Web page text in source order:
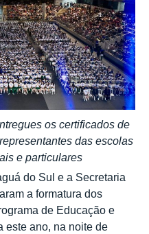
os certificados de
das escolas
e particulares
do Sul e a Secretaria
a formatura dos
de Educação e
este ano, na noite de